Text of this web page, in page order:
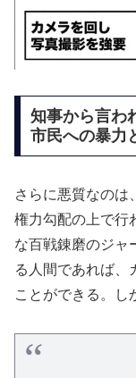
知事から言わ
市民への暴力
さらに悪質なのは
権力勾配の上で行
な百戦錬磨のジャ
る人間であれば、
ことができる。し